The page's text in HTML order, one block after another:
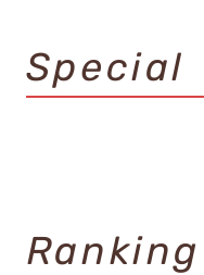
Special
Ranking